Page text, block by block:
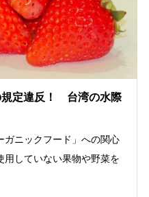
規定違反！ 台湾の水際
ガニックフード」への関心
用していない果物や野菜を